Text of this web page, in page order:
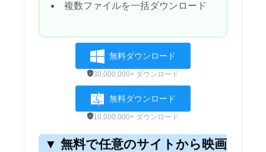
複数ファイルを一括ダウンロード
無料ダウンロード
30,000,000+ ダウンロード
無料ダウンロード
10,000,000+ ダウンロード
▼ 無料で任意のサイトから映画